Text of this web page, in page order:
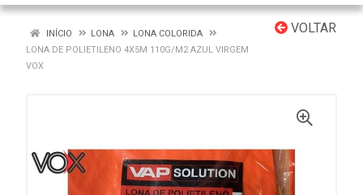
VOLTAR
INÍCIO LONA
LONA COLORIDA
LONA DE POLIETILENO 4X5M 110G/M2 AZUL VIRGEM
VOX